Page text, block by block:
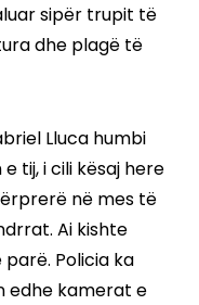
sipër trupit të
dhe plagë të
Lluca humbi
tij, i cili kësaj here
në mes të
Ai kishte
Policia ka
edhe kamerat e